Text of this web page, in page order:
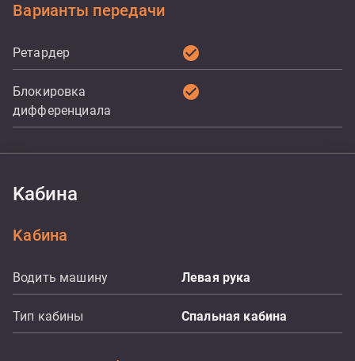
Варианты передачи
Ретардер check_circle
Блокировка
дифференциала
check_circle
Kабина
Kабина
Водить машину Левая рука
Тип кабины Спальная кабина